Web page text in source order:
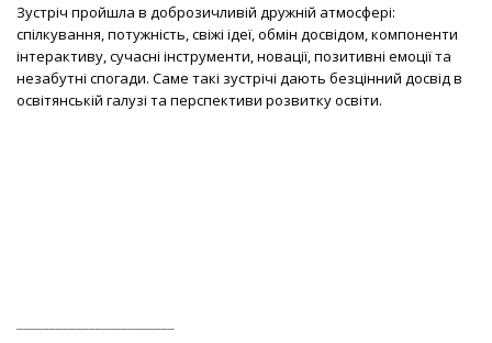
Зустріч пройшла в доброзичливій дружній атмосфері:
спілкування, потужність, свіжі ідеї, обмін досвідом, компоненти
інтерактиву, сучасні інструменти, новації, позитивні емоції та
незабутні спогади. Саме такі зустрічі дають безцінний досвід в
освітянській галузі та перспективи розвитку освіти.